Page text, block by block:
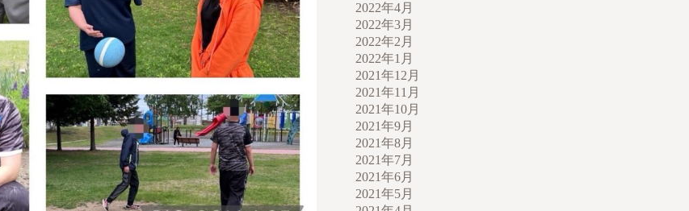
2022年4月
2022年3月
2022年2月
2022年1月
2021年12月
2021年11月
2021年10月
2021年9月
2021年8月
2021年7月
2021年6月
2021年5月